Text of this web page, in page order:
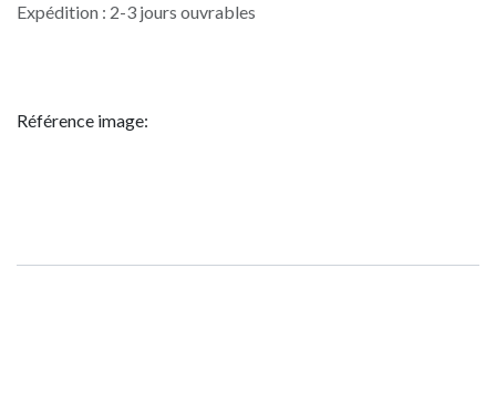
Expédition : 2-3 jours ouvrables
Référence image: